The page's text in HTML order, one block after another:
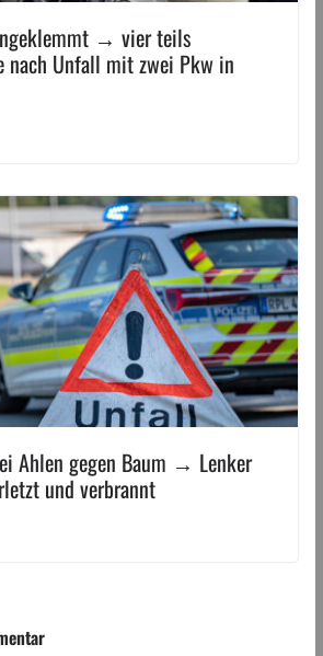
→ vier teils
nach Unfall mit zwei Pkw in
Ahlen gegen Baum → Lenker
und verbrannt